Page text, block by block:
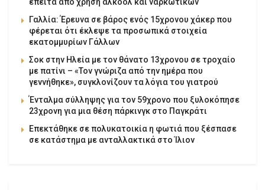
Γαλλία: Έρευνα σε βάρος ενός 15χρονου χάκερ που
φέρεται ότι έκλεψε τα προσωπικά στοιχεία
εκατομμυρίων Γάλλων
Σοκ στην Ηλεία με τον θάνατο 13χρονου σε τροχαίο
με πατίνι – «Τον γνώριζα από την ημέρα που
γεννήθηκε», συγκλονίζουν τα λόγια του γιατρού
Ένταλμα σύλληψης για τον 59χρονο που ξυλοκόπησε
23χρονη για μια θέση πάρκινγκ στο Παγκράτι
Επεκτάθηκε σε πολυκατοικία η φωτιά που ξέσπασε
σε κατάστημα με ανταλλακτικά στο Ίλιον